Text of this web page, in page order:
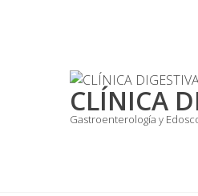
CLÍNICA
Gastroenterología y